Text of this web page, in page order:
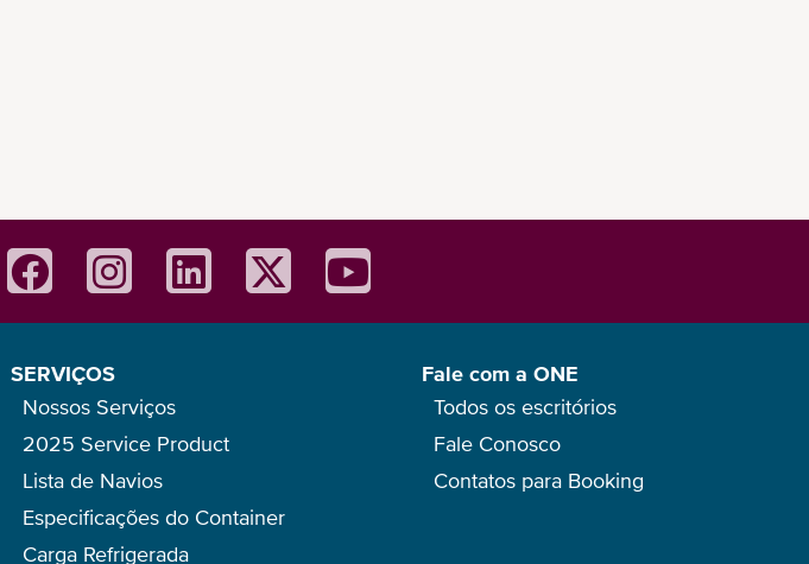
SERVIÇOS
Nossos Serviços
2025 Service Product
Lista de Navios
Especificações do Container
Carga Refrigerada
Fale com a ONE
Todos os escritórios
Fale Conosco
Contatos para Booking